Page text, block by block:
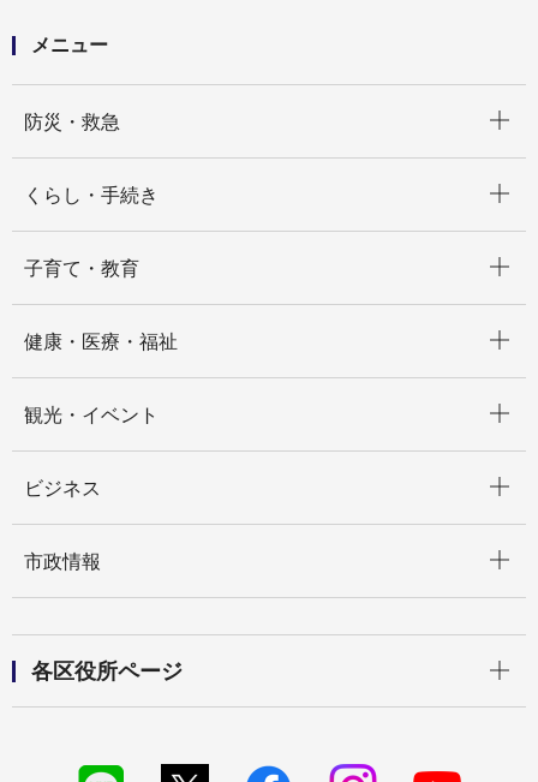
メニュー
防災・救急
くらし・手続き
子育て・教育
健康・医療・福祉
観光・イベント
ビジネス
市政情報
各区役所ページ